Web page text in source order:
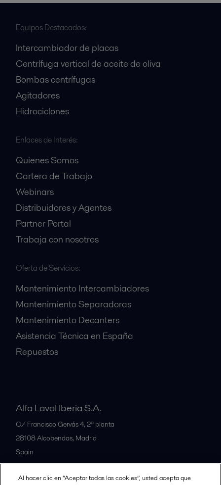
Equipos Destacados:
Intercambiador de placas
Centrífuga vertical de aceite de oliva
Bombas centrífugas
Agitadores
Hidrociclones
Enlaces de Interés:
Quienes Somos
Cartera de Trabajo
Webinars
Distribuidores y Agentes
Partner Portal
Trabaja con nosotros
Oferta de Servicios:
Mantenimiento Intercambiadores
Mantenimiento Separadoras
Mantenimiento Decanters
Asistencia Técnica en España
Repuestos
Alfa Laval Iberia S.A.
C/ Francisco Gervás 4, 2ª planta
28108Alcobendas, Madrid
Spain
Nuestras oficinas
Al hacer clic en “Aceptar todas las cookies”, usted acepta que